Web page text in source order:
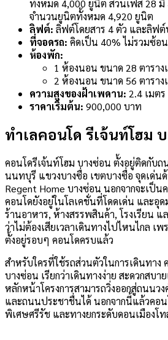
ทั้งหมด 4,000 ยูนิต ส่วนเฟส 28 มี
จำนวนยูนิตทั้งหมด 4,920 ยูนิต
ลิฟต์: ลิฟต์โดยสาร 4 ตัว และลิฟต์
ที่จอดรถ: คิดเป็น 40% ไม่รวมซ้อ
ห้องพัก:
1 ห้องนอน ขนาด 28 ตาราง
2 ห้องนอน ขนาด 56 ตาราง
ความสูงของฝ้าเพดาน: 2.4 เมตร
ราคาเริ่มต้น: 900,000 บาท
ทำเลคอนโด รีเจ้นท์โฮม
คอนโดรีเจ้นท์โฮม บางซ่อน ตั้งอยู่ติดกับ
นนทบุรี แขวงบางซื่อ เขตบางซื่อ จุดเด่น
Regent Home บางซ่อน นอกจากจะเป็
คอนโดยังอยู่ในโลเคชั่นที่โดดเด่น และอุ
ร้านอาหาร, ห้างสรรพสินค้า, โรงเรียน แ
ว่าไม่ต้องเสียเวลาเดินทางไปไหนไกล เ
ตั้งอยู่รอบๆ คอนโดครบแล้ว
สำหรับใครที่ใช้รถส่วนตัวในการเดินทาง
บางซ่อน เรียกว่าเดินทางง่าย สะดวกสบา
หลักหน้าโครงการสามารถวิ่งออกสู่ถนนว
และถนนประชาชื่นได้ นอกจากนี้แล้วคอน
พิเศษศรีรัช และทางยกระดับดอนเมืองโท